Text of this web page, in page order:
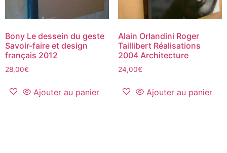
Bony Le dessein du geste
Savoir-faire et design
français 2012
28,00€
Ajouter au panier
Alain Orlandini Roger
Taillibert Réalisations
2004 Architecture
24,00€
Ajouter au panier